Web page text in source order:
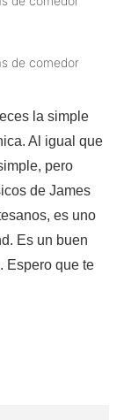
la simple
Al igual que
pero
de James
es uno
Es un buen
Espero que te